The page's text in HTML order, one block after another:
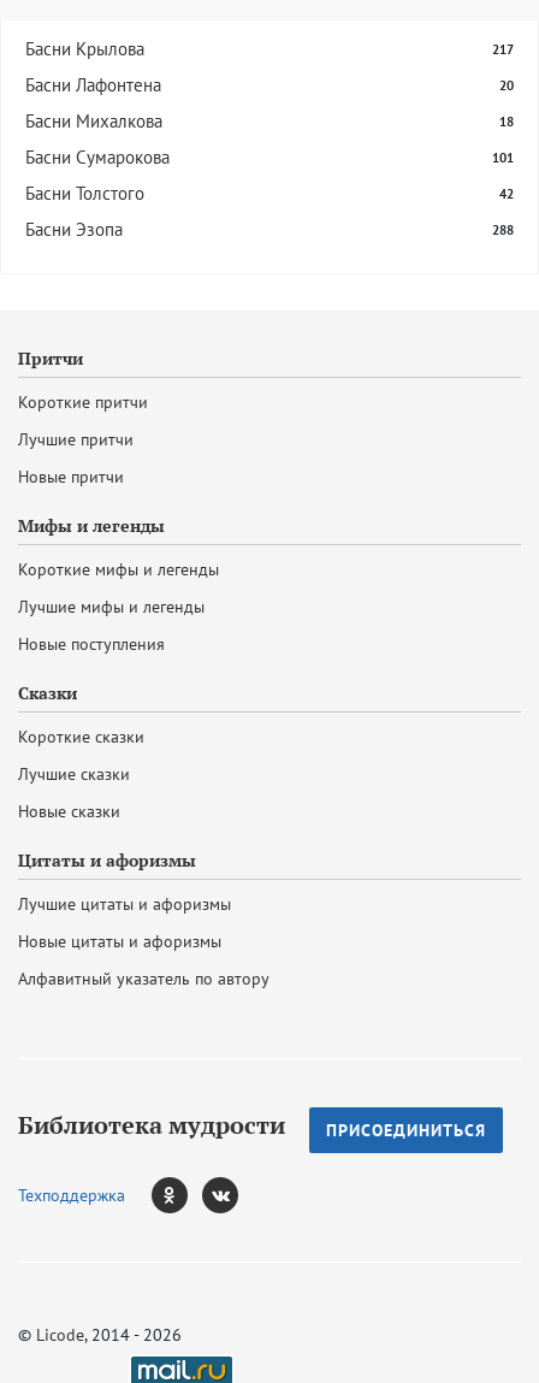
Басни Крылова 217
Басни Лафонтена 20
Басни Михалкова 18
Басни Сумарокова 101
Басни Толстого 42
Басни Эзопа 288
Притчи
Короткие притчи
Лучшие притчи
Новые притчи
Мифы и легенды
Короткие мифы и легенды
Лучшие мифы и легенды
Новые поступления
Сказки
Короткие сказки
Лучшие сказки
Новые сказки
Цитаты и афоризмы
Лучшие цитаты и афоризмы
Новые цитаты и афоризмы
Алфавитный указатель по автору
Библиотека мудрости ПРИСОЕДИНИТЬСЯ
Техподдержка
© Licode, 2014 - 2026